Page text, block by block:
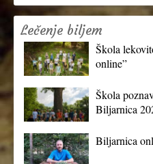
Lečenje biljem
Škola
online”
Škola
Biljarnica
Biljarnica